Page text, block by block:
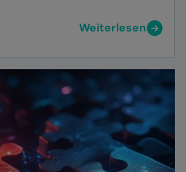
Weiterlesen